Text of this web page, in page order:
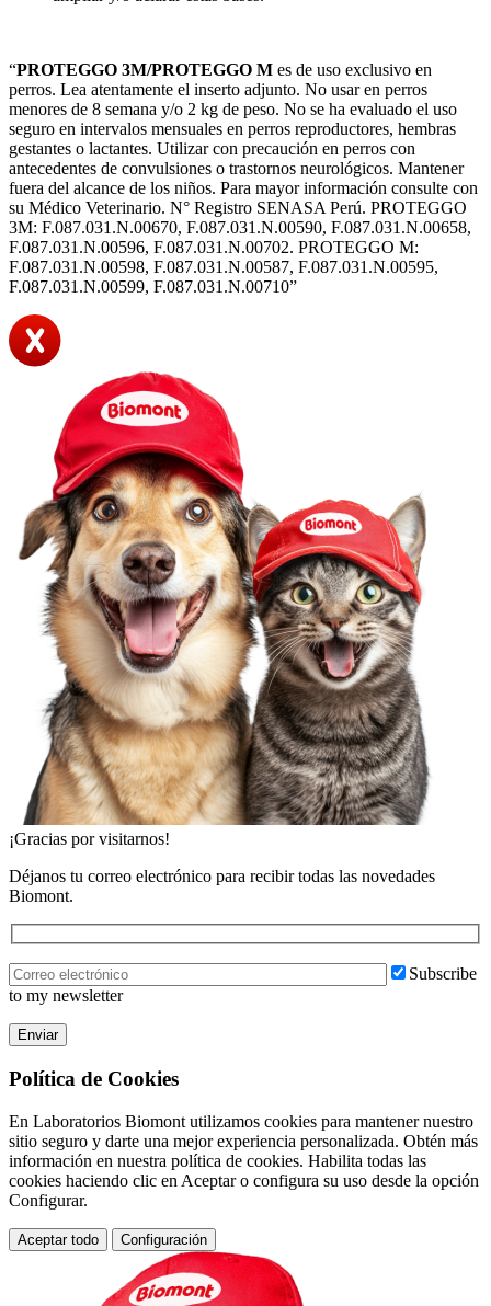
“PROTEGGO 3M/PROTEGGO M es de uso exclusivo en
perros. Lea atentamente el inserto adjunto. No usar en perros
menores de 8 semana y/o 2 kg de peso. No se ha evaluado el uso
seguro en intervalos mensuales en perros reproductores, hembras
gestantes o lactantes. Utilizar con precaución en perros con
antecedentes de convulsiones o trastornos neurológicos. Mantener
fuera del alcance de los niños. Para mayor información consulte con
su Médico Veterinario. N° Registro SENASA Perú. PROTEGGO
3M: F.087.031.N.00670, F.087.031.N.00590, F.087.031.N.00658,
F.087.031.N.00596, F.087.031.N.00702. PROTEGGO M:
F.087.031.N.00598, F.087.031.N.00587, F.087.031.N.00595,
F.087.031.N.00599, F.087.031.N.00710”
¡Gracias por visitarnos!
Déjanos tu correo electrónico para recibir todas las novedades
Biomont.
Subscribe
to my newsletter
Enviar
Política de Cookies
En Laboratorios Biomont utilizamos cookies para mantener nuestro
sitio seguro y darte una mejor experiencia personalizada. Obtén más
información en nuestra política de cookies. Habilita todas las
cookies haciendo clic en Aceptar o configura su uso desde la opción
Configurar.
Aceptar todo Configuración